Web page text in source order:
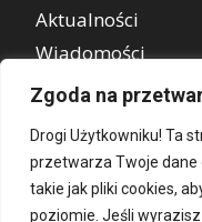
Zgoda na
Drogi Użytkowniku! Ta
przetwarza Twoje dane
takie jak pliki cookies,
poziomie. Jeśli wyrazisz
Aktualności
Wiadomości
REKLAMA